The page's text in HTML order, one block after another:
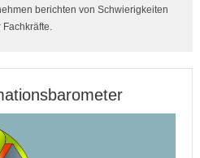
berichten von Schwierigkeiten